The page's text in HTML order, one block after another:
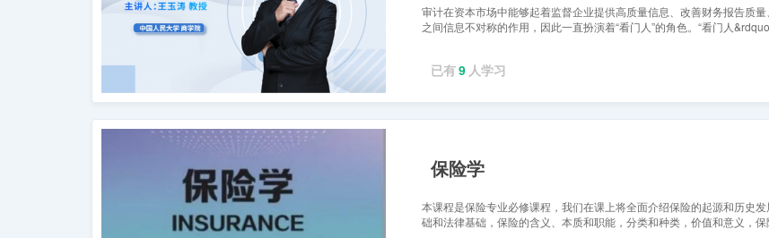
审计在资本市场中能够起着监督企业提供高质量信息、改善财务报告质
之间信息不对称的作用，因此一直扮演着“看门人”的角色。“看门人
已有9 人学习
保险学
本课程是保险专业必修课程，我们在课上将全面介绍保险的起源和历史
础和法律基础，保险的含义、本质和职能，分类和种类，价值和意义，